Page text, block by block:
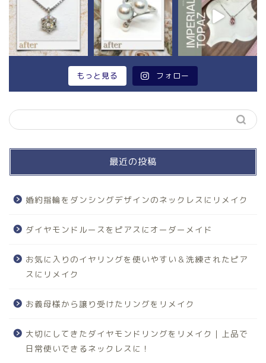
もっと見る フォロー
最近の投稿
婚約指輪をダンシングデザインのネックレスにリメイク
ダイヤモンドルースをピアスにオーダーメイド
お気に入りのイヤリングを使いやすい＆洗練されたピア
スにリメイク
お義母様から譲り受けたリングをリメイク
大切にしてきたダイヤモンドリングをリメイク｜上品で
日常使いできるネックレスに！